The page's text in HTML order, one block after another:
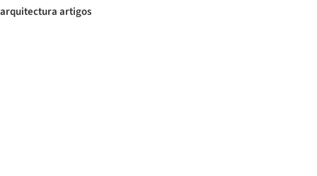
arquitectura artigos